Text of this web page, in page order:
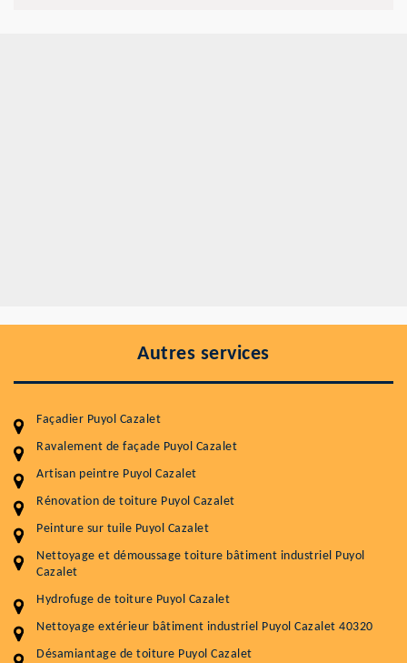
Autres services
Façadier Puyol Cazalet
Ravalement de façade Puyol Cazalet
Artisan peintre Puyol Cazalet
Rénovation de toiture Puyol Cazalet
Peinture sur tuile Puyol Cazalet
Nettoyage et démoussage toiture bâtiment industriel Puyol
Cazalet
Hydrofuge de toiture Puyol Cazalet
Nettoyage extérieur bâtiment industriel Puyol Cazalet 40320
Désamiantage de toiture Puyol Cazalet
Entretenir votre toiture, c'est préserver sa
durabilité
Plus de 15 ans d'expérience en couverture et facade
Service
Nettoyageb toiture